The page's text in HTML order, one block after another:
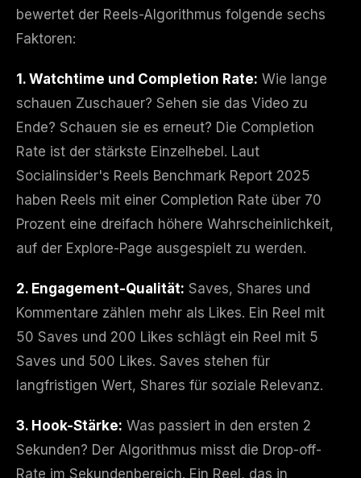
bewertet der Reels-Algorithmus folgende sechs
Faktoren:
1. Watchtime und Completion Rate: Wie lange
schauen Zuschauer? Sehen sie das Video zu
Ende? Schauen sie es erneut? Die Completion
Rate ist der stärkste Einzelhebel. Laut
Socialinsider's Reels Benchmark Report 2025
haben Reels mit einer Completion Rate über 70
Prozent eine dreifach höhere Wahrscheinlichkeit,
auf der Explore-Page ausgespielt zu werden.
2. Engagement-Qualität: Saves, Shares und
Kommentare zählen mehr als Likes. Ein Reel mit
50 Saves und 200 Likes schlägt ein Reel mit 5
Saves und 500 Likes. Saves stehen für
langfristigen Wert, Shares für soziale Relevanz.
3. Hook-Stärke: Was passiert in den ersten 2
Sekunden? Der Algorithmus misst die Drop-off-
Rate im Sekundenbereich. Ein Reel, das in